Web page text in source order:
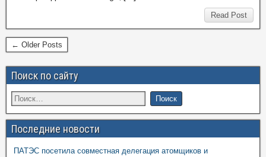
Read Post
← Older Posts
Поиск по сайту
Последние новости
ПАТЭС посетила совместная делегация атомщиков и